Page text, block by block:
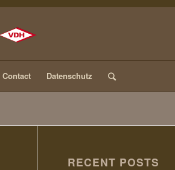
Contact Datenschutz
RECENT POSTS